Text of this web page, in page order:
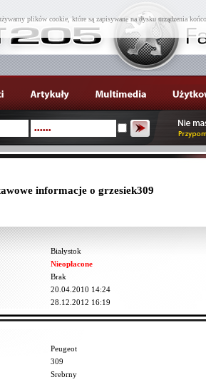
plików cookie, które są zapisywane na dysku urządzenia
informacje o grzesiek309
Białystok
Nieopłacone
Brak
20.04.2010 14:24
28.12.2012 16:19
Peugeot
309
Srebrny